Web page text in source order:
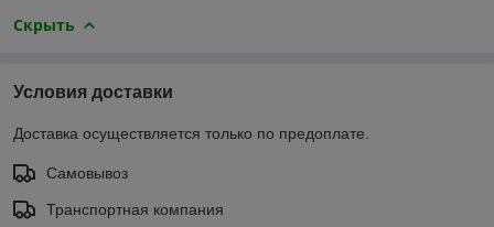
Скрыть
Условия доставки
Доставка осуществляется только по предоплате.
Самовывоз
Транспортная компания